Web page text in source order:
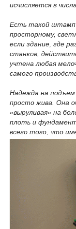
исчисляется в
Есть такой штамп
просторному,
если здание, где
станков,
учтена любая
самого
Надежда на
просто жива. Она
«выруливая» на
плоть и
всего того, что